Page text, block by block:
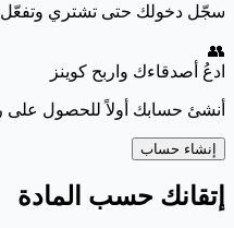
سجّل دخولك حتى تشتري
👥
ادعُ أصدقاءك واربح كوينز
أنشئ حسابك أولاً للحصول على
إنشاء حساب
إتقانك حسب المادة